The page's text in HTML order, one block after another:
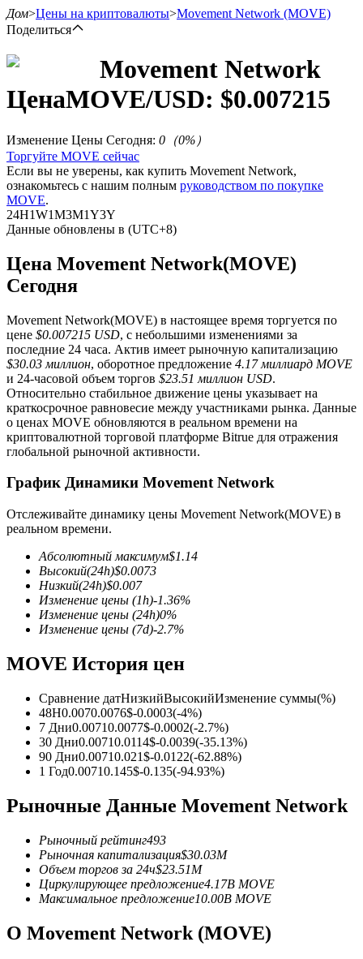
Фьючерсы
USDT-фьючерсы
Фьючерсы с использованием USDT в качестве
Криптовалютные фьючерсы
TradFi
Деривативы на акции, форекс, драгоценные металлы и
сырьевые товары
USDC фьючерсы
обеспечения
Дом>Цены на криптовалюты>Movement Network (MOVE)
Поделиться
Movement Network
ЦенаMOVE/USD: $0.007215
Изменение Цены Сегодня: 0 （0%）
Торгуйте MOVE сейчас
Если вы не уверены, как купить Movement Network,
ознакомьтесь с нашим полным руководством по покупке
MOVE.
24H1W1M3M1Y3Y
Данные обновлены в (UTC+8)
Цена Movement Network(MOVE)
Сегодня
Movement Network(MOVE) в настоящее время торгуется по
цене $0.007215 USD, с небольшими изменениями за
последние 24 часа. Актив имеет рыночную капитализацию
$30.03 миллион, оборотное предложение 4.17 миллиард MOVE
и 24-часовой объем торгов $23.51 миллион USD.
Относительно стабильное движение цены указывает на
краткосрочное равновесие между участниками рынка. Данные
о ценах MOVE обновляются в реальном времени на
криптовалютной торговой платформе Bitrue для отражения
глобальной рыночной активности.
График Динамики Movement Network
Отслеживайте динамику цены Movement Network(MOVE) в
реальном времени.
Абсолютный максимум$1.14
Высокий(24h)$0.0073
Низкий(24h)$0.007
Изменение цены (1h)-1.36%
Изменение цены (24h)0%
Изменение цены (7d)-2.7%
MOVE История цен
Сравнение датНизкийВысокийИзменение суммы(%)
48H0.0070.0076$-0.0003(-4%)
7 Дни0.00710.0077$-0.0002(-2.7%)
30 Дни0.00710.0114$-0.0039(-35.13%)
90 Дни0.00710.021$-0.0122(-62.88%)
1 Год0.00710.145$-0.135(-94.93%)
Рыночные Данные Movement Network
Рыночный рейтинг493
Рыночная капитализация$30.03M
Объем торгов за 24ч$23.51M
Циркулирующее предложение4.17B MOVE
Максимальное предложение10.00B MOVE
О Movement Network (MOVE)